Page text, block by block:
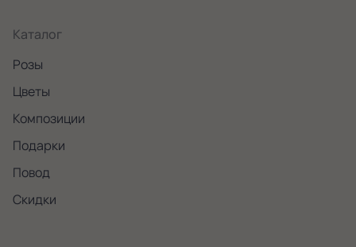
Каталог
Розы
Цветы
Композиции
Подарки
Повод
Скидки